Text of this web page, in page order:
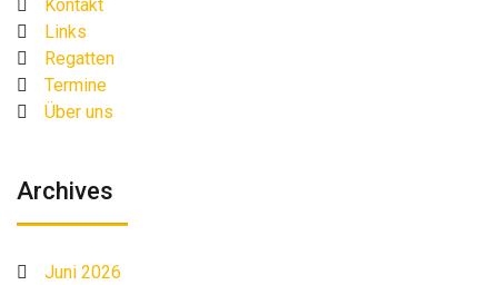
Kontakt
Links
Regatten
Termine
Über uns
Archives
Juni 2026